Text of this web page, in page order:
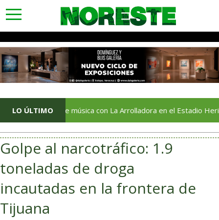
toggle
navigation
LO ÚLTIMO
noche de música con La Arrolladora en el Estadio Heriberto
Golpe al narcotráfico: 1.9
toneladas de droga
incautadas en la frontera de
Tijuana